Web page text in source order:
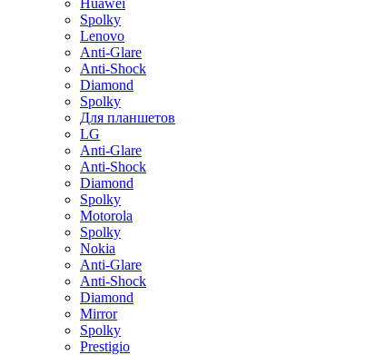
Huawei
Spolky
Lenovo
Anti-Glare
Anti-Shock
Diamond
Spolky
Для планшетов
LG
Anti-Glare
Anti-Shock
Diamond
Spolky
Motorola
Spolky
Nokia
Anti-Glare
Anti-Shock
Diamond
Mirror
Spolky
Prestigio